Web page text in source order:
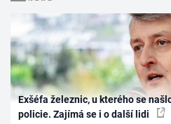
Exšéfa železnic, u kterého se
policie. Zajímá se i o další lidi